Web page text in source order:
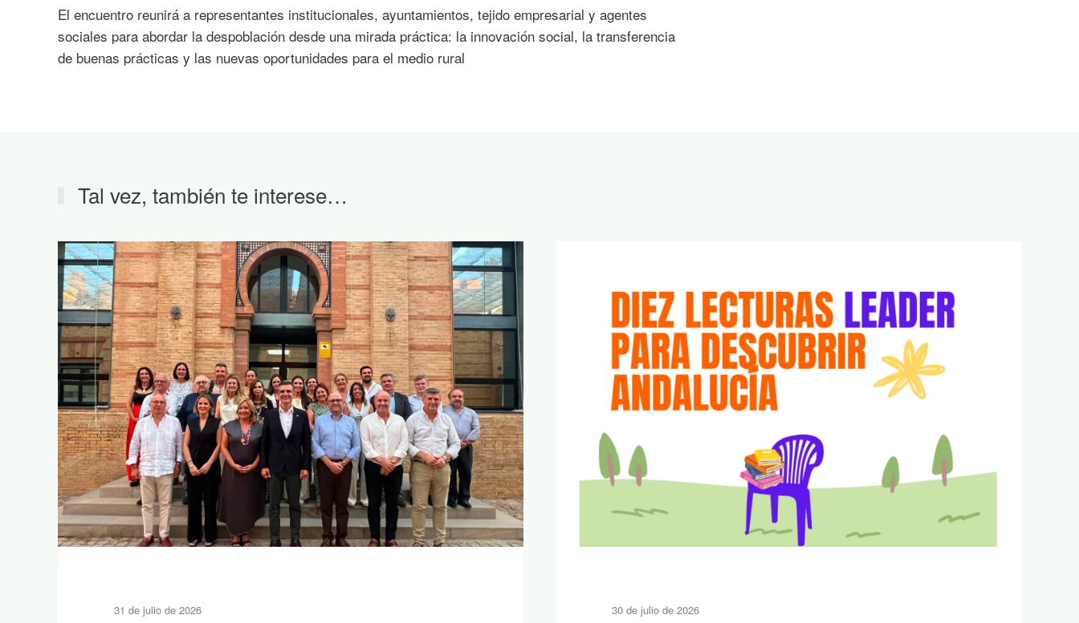
El encuentro reunirá a representantes institucionales, ayuntamientos, tejido empresarial y agentes
sociales para abordar la despoblación desde una mirada práctica: la innovación social, la transferencia
de buenas prácticas y las nuevas oportunidades para el medio rural
Tal vez, también te interese…
31 de julio de 2026 30 de julio de 2026